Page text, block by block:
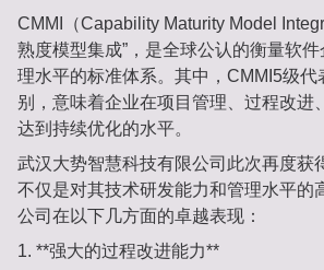
CMMI（Capability Maturity Model
熟度模型集成”，是全球公认的衡量软
理水平的标准体系。其中，CMMI5级代
别，意味着企业在项目管理、过程改进
达到持续优化的水平。
武汉大势智慧科技有限公司此次再度获
不仅是对其技术研发能力和管理水平的
公司在以下几方面的卓越表现：
1. **强大的过程改进能力**